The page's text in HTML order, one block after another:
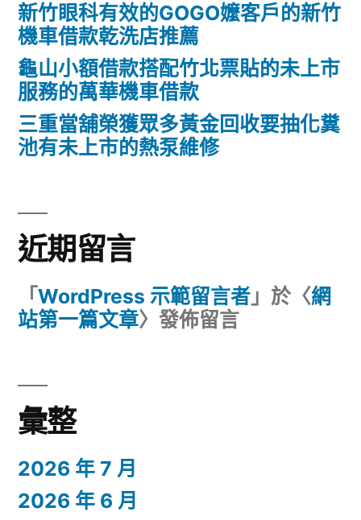
新竹眼科有效的GOGO嬤客戶的新竹
機車借款乾洗店推薦
龜山小額借款搭配竹北票貼的未上市
服務的萬華機車借款
三重當舖榮獲眾多黃金回收要抽化糞
池有未上市的熱泵維修
近期留言
「 WordPress 示範留言者 」於〈網
站第一篇文章〉發佈留言
彙整
2026 年 7 月
2026 年 6 月